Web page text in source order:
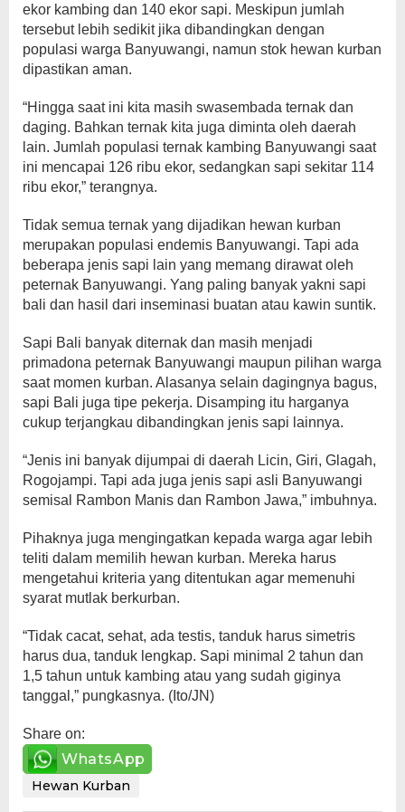
ekor kambing dan 140 ekor sapi. Meskipun jumlah
tersebut lebih sedikit jika dibandingkan dengan
populasi warga Banyuwangi, namun stok hewan kurban
dipastikan aman.
“Hingga saat ini kita masih swasembada ternak dan
daging. Bahkan ternak kita juga diminta oleh daerah
lain. Jumlah populasi ternak kambing Banyuwangi saat
ini mencapai 126 ribu ekor, sedangkan sapi sekitar 114
ribu ekor,” terangnya.
Tidak semua ternak yang dijadikan hewan kurban
merupakan populasi endemis Banyuwangi. Tapi ada
beberapa jenis sapi lain yang memang dirawat oleh
peternak Banyuwangi. Yang paling banyak yakni sapi
bali dan hasil dari inseminasi buatan atau kawin suntik.
Sapi Bali banyak diternak dan masih menjadi
primadona peternak Banyuwangi maupun pilihan warga
saat momen kurban. Alasanya selain dagingnya bagus,
sapi Bali juga tipe pekerja. Disamping itu harganya
cukup terjangkau dibandingkan jenis sapi lainnya.
“Jenis ini banyak dijumpai di daerah Licin, Giri, Glagah,
Rogojampi. Tapi ada juga jenis sapi asli Banyuwangi
semisal Rambon Manis dan Rambon Jawa,” imbuhnya.
Pihaknya juga mengingatkan kepada warga agar lebih
teliti dalam memilih hewan kurban. Mereka harus
mengetahui kriteria yang ditentukan agar memenuhi
syarat mutlak berkurban.
“Tidak cacat, sehat, ada testis, tanduk harus simetris
harus dua, tanduk lengkap. Sapi minimal 2 tahun dan
1,5 tahun untuk kambing atau yang sudah giginya
tanggal,” pungkasnya. (Ito/JN)
Share on:
WhatsApp
Hewan Kurban